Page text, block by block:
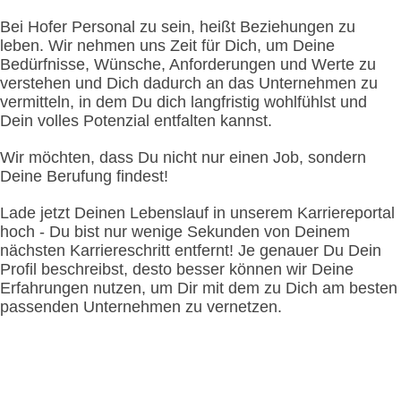
Bei Hofer Personal zu sein, heißt Beziehungen zu
leben. Wir nehmen uns Zeit für Dich, um Deine
Bedürfnisse, Wünsche, Anforderungen und Werte zu
verstehen und Dich dadurch an das Unternehmen zu
vermitteln, in dem Du dich langfristig wohlfühlst und
Dein volles Potenzial entfalten kannst.
Wir möchten, dass Du nicht nur einen Job, sondern
Deine Berufung findest!
Lade jetzt Deinen Lebenslauf in unserem Karriereportal
hoch - Du bist nur wenige Sekunden von Deinem
nächsten Karriereschritt entfernt! Je genauer Du Dein
Profil beschreibst, desto besser können wir Deine
Erfahrungen nutzen, um Dir mit dem zu Dich am besten
passenden Unternehmen zu vernetzen.